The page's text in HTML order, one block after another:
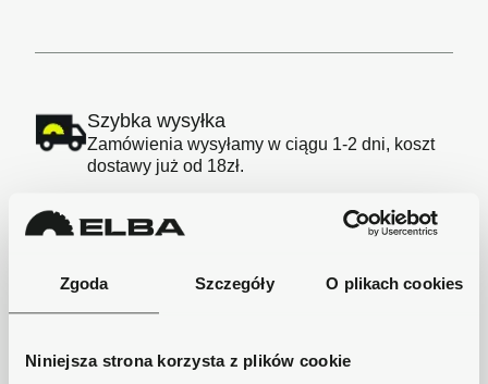
Zgoda Szczegóły O plikach cookies
Niniejsza strona korzysta z plików cookie
Szybka wysyłka
Zamówienia wysyłamy w ciągu 1-2 dni, koszt
dostawy już od 18zł.
Płatności obsługuje Przelewy24 - największy
Masz pytania dotyczące produktu?
Zadzwoń do nas 62 733 86 11 lub napisz e-